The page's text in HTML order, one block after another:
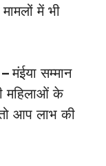
में भी
–मंईया सम्मान
महिलाओं के
आप लाभ की